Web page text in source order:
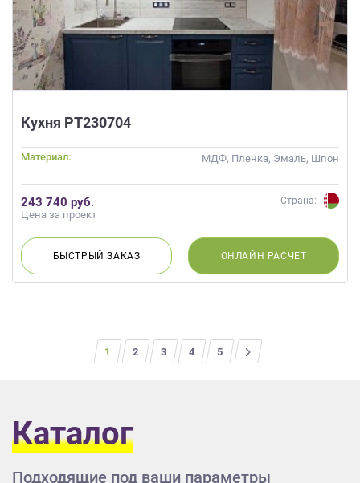
Кухня РТ230704
Материал: МДФ, Пленка, Эмаль, Шпон
243 740 руб.
Цена за проект
Страна:
БЫСТРЫЙЗАКАЗ ОНЛАЙН РАСЧЕТ
1 2 3 4 5
>
Каталог
Подходящие под ваши параметры